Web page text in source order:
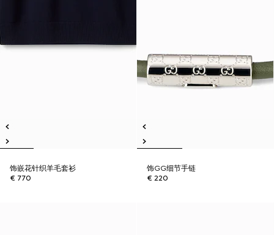
饰嵌花针织羊毛套衫
€ 770
饰GG细节手链
€ 220